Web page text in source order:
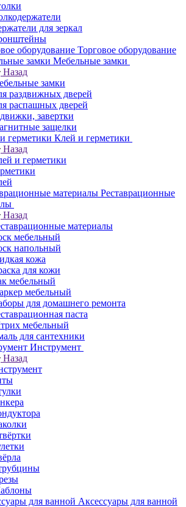
для зеркал
Торговое оборудование
Мебельные замки
Назад
замки
раздвижных дверей
распашных дверей
завертки
защелки
Клей и герметики
Назад
и герметики
Реставрационные
Назад
материалы
мебельный
напольный
кожа
для кожи
мебельный
мебельный
для домашнего ремонта
паста
мебельный
для сантехники
Инструмент
Назад
Аксессуары для ванной